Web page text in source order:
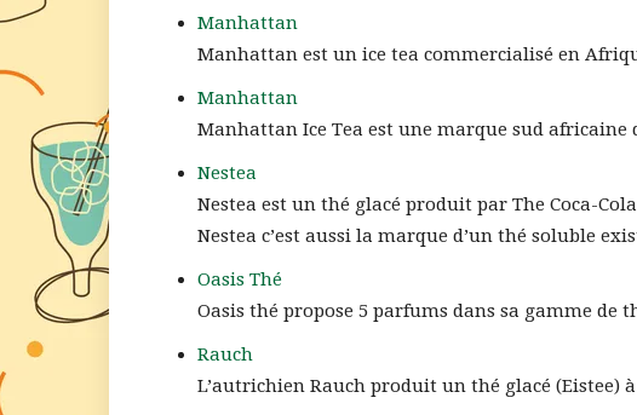
Manhattan
Manhattan est un ice tea commercialisé en
Manhattan
Manhattan Ice Tea est une marque sud africaine
Nestea
Nestea est un thé glacé produit par The Coca-
Nestea c’est aussi la marque d’un thé soluble
Oasis Thé
Oasis thé propose 5 parfums dans sa gamme de
Rauch
L’autrichien Rauch produit un thé glacé (Eistee)